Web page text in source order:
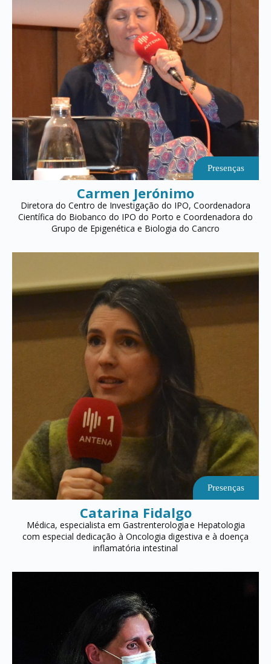
Presenças
Carmen Jerónimo
Diretora do Centro de Investigação do IPO, Coordenadora
Científica do Biobanco do IPO do Porto e Coordenadora do
Grupo de Epigenética e Biologia do Cancro
Presenças
Catarina Fidalgo
Médica, especialista em Gastrenterologia e Hepatologia
com especial dedicação à Oncologia digestiva e à doença
inflamatória intestinal